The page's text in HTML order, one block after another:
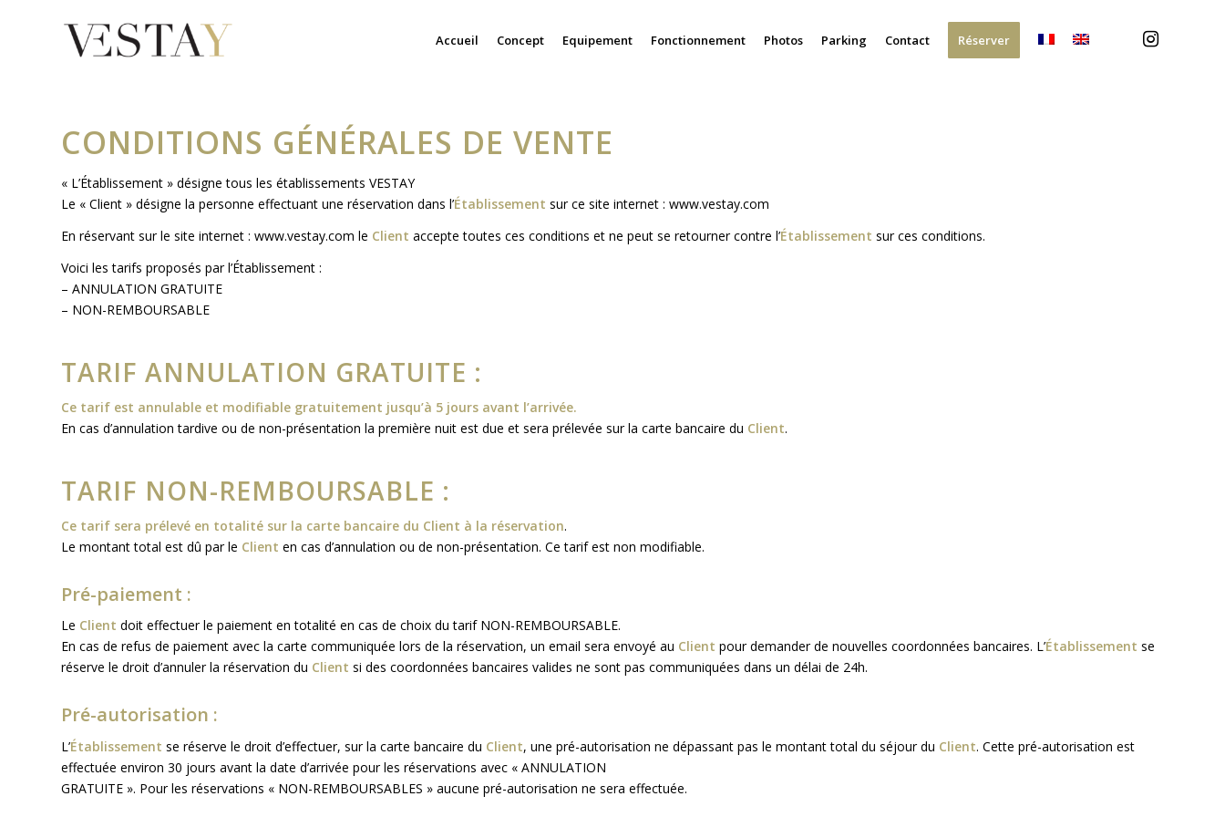
Accueil Concept Equipement Fonctionnement Photos Parking Contact Réserver
CONDITIONS GÉNÉRALES DE VENTE
« L’Établissement » désigne tous les établissements VESTAY
Le « Client » désigne la personne effectuant une réservation dans l’Établissement sur ce site internet : www.vestay.com
En réservant sur le site internet : www.vestay.com le Client accepte toutes ces conditions et ne peut se retourner contre l’Établissement sur ces conditions.
Voici les tarifs proposés par l’Établissement :
– ANNULATION GRATUITE
– NON-REMBOURSABLE
TARIF ANNULATION GRATUITE :
Ce tarif est annulable et modifiable gratuitement jusqu’à 5 jours avant l’arrivée.
En cas d’annulation tardive ou de non-présentation la première nuit est due et sera prélevée sur la carte bancaire du Client.
TARIF NON-REMBOURSABLE :
Ce tarif sera prélevé en totalité sur la carte bancaire du Client à la réservation.
Le montant total est dû par le Client en cas d’annulation ou de non-présentation. Ce tarif est non modifiable.
Pré-paiement :
Le Client doit effectuer le paiement en totalité en cas de choix du tarif NON-REMBOURSABLE.
En cas de refus de paiement avec la carte communiquée lors de la réservation, un email sera envoyé au Client pour demander de nouvelles coordonnées bancaires. L’Établissement se
réserve le droit d’annuler la réservation du Client si des coordonnées bancaires valides ne sont pas communiquées dans un délai de 24h.
Pré-autorisation :
L’Établissement se réserve le droit d’effectuer, sur la carte bancaire du Client, une pré-autorisation ne dépassant pas le montant total du séjour du Client. Cette pré-autorisation est
effectuée environ 30 jours avant la date d’arrivée pour les réservations avec « ANNULATION
GRATUITE ». Pour les réservations « NON-REMBOURSABLES » aucune pré-autorisation ne sera effectuée.